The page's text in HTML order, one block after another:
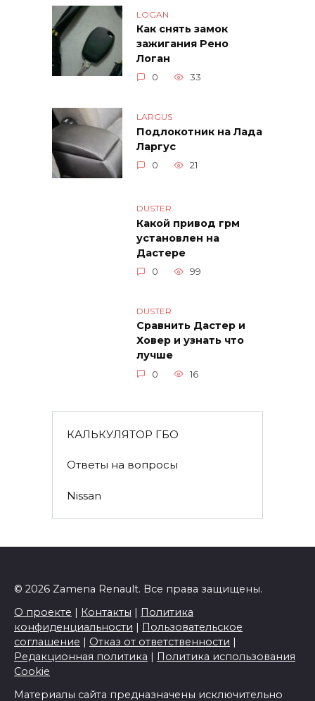
LOGAN
Как снять замок
зажигания Рено
Логан
0 33
LARGUS
Подлокотник на Лада
Ларгус
0 21
DUSTER
Какой привод грм
установлен на
Дастере
0 99
DUSTER
Сравнить Дастер и
Ховер и узнать что
лучше
0 16
КАЛЬКУЛЯТОР ГБО
Ответы на вопросы
Nissan
© 2026 Zamena Renault. Все права защищены.
О проекте | Контакты | Политика
конфиденциальности | Пользовательское
соглашение | Отказ от ответственности |
Редакционная политика | Политика использования
Cookie
Материалы сайта предназначены исключительно